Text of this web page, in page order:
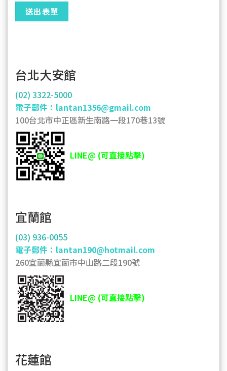
台北大安館
(02) 3322-5000
電子郵件：lantan1356@gmail.com
100台北市中正區新生南路一段170巷13號
LINE@ (可直接點擊)
宜蘭館
(03) 936-0055
電子郵件：lantan190@hotmail.com
260宜蘭縣宜蘭市中山路二段190號
LINE@ (可直接點擊)
花蓮館